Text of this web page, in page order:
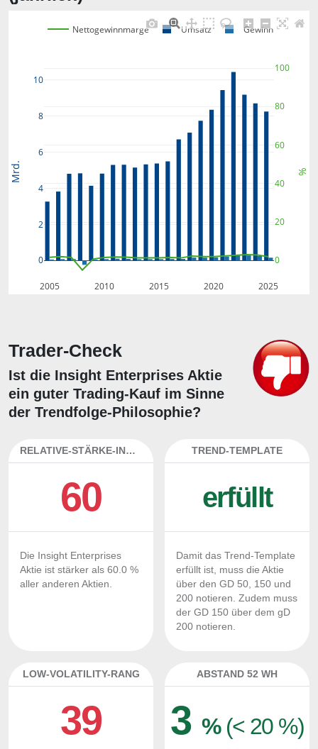
2005 2010 2015 2020 2025
0
2
4
6
8
10
0
20
40
60
80
100
Nettogewinnmarge Umsatz Gewinn
Mrd. %
Trader-Check
Ist die Insight Enterprises Aktie
ein guter Trading-Kauf im Sinne
der Trendfolge-Philosophie?
RELATIVE-STÄRKE-INDEX
60
Die Insight Enterprises
Aktie ist stärker als 60.0 %
aller anderen Aktien.
TREND-TEMPLATE
erfüllt
Damit das Trend-Template
erfüllt ist, muss die Aktie
über den GD 50, 150 und
200 notieren. Zudem muss
der GD 150 über dem gD
200 notieren.
LOW-VOLATILITY-RANG
39
ABSTAND 52 WH
3 % (< 20 %)